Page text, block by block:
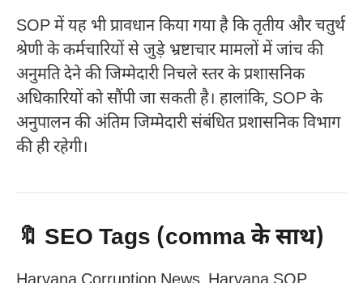
SOP में यह भी प्रावधान किया गया है कि तृतीय और चतुर्थ
श्रेणी के कर्मचारियों से जुड़े भ्रष्टाचार मामलों में जांच की
अनुमति देने की जिम्मेदारी निचले स्तर के प्रशासनिक
अधिकारियों को सौंपी जा सकती है। हालांकि, SOP के
अनुपालन की अंतिम जिम्मेदारी संबंधित प्रशासनिक विभाग
की ही रहेगी।
🔖 SEO Tags (comma के साथ)